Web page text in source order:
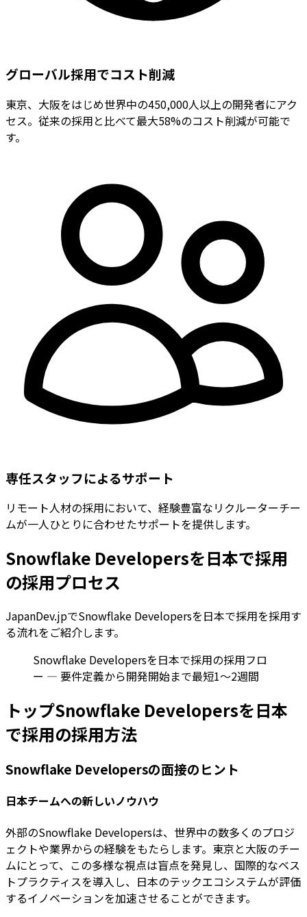
グローバル採用でコスト削減
東京、大阪をはじめ世界中の450,000人以上の開発者にアク
セス。従来の採用と比べて最大58%のコスト削減が可能で
す。
専任スタッフによるサポート
リモート人材の採用において、経験豊富なリクルーターチー
ムが一人ひとりに合わせたサポートを提供します。
Snowflake Developersを日本で採用
の採用プロセス
JapanDev.jpでSnowflake Developersを日本で採用を採用す
る流れをご紹介します。
Snowflake Developersを日本で採用の採用フロ
ー — 要件定義から開発開始まで最短1〜2週間
トップSnowflake Developersを日本
で採用の採用方法
Snowflake Developersの面接のヒント
日本チームへの新しいノウハウ
外部のSnowflake Developersは、世界中の数多くのプロジ
ェクトや業界からの経験をもたらします。東京と大阪のチー
ムにとって、この多様な視点は盲点を発見し、国際的なベス
トプラクティスを導入し、日本のテックエコシステムが評価
するイノベーションを加速させることができます。